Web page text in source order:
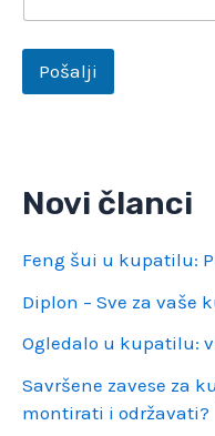
Pošalji
Novi članci
Feng šui u kupatilu:
Diplon – Sve za vaše
Ogledalo u kupatilu:
Savršene zavese za
montirati i održavati?